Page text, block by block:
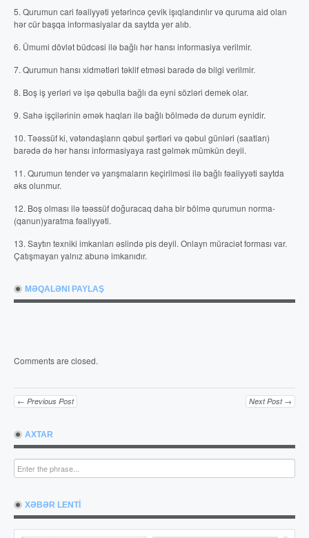
5. Qurumun cari fəaliyyəti yetərincə çevik işıqlandırılır və quruma aid olan
hər cür başqa informasiyalar da saytda yer alıb.
6. Ümumi dövlət büdcəsi ilə bağlı hər hansı informasiya verilmir.
7. Qurumun hansı xidmətləri təklif etməsi barədə də bilgi verilmir.
8. Boş iş yerləri və işə qəbulla bağlı da eyni sözləri demek olar.
9. Sahə işçilərinin əmək haqları ilə bağlı bölmədə də durum eynidir.
10. Təəssüf ki, vətəndaşların qəbul şərtləri və qəbul günləri (saatları)
barədə də hər hansı informasiyaya rast gəlmək mümkün deyil.
11. Qurumun tender və yarışmaların keçirilməsi ilə bağlı fəaliyyəti saytda
əks olunmur.
12. Boş olması ilə təəssüf doğuracaq daha bir bölmə qurumun norma-
(qanun)yaratma fəaliyyəti.
13. Saytın texniki imkanları əslində pis deyil. Onlayn müraciət forması var.
Çatışmayan yalnız abunə imkanıdır.
MƏQALƏNI PAYLAŞ
Comments are closed.
← Previous Post Next Post →
AXTAR
XƏBƏR LENTİ